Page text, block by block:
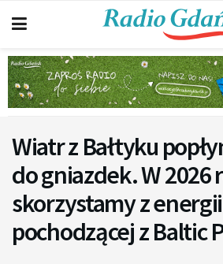
Wiatr z Bałtyku
do gniazdek. W 2026
skorzystamy z energii
pochodzącej z Baltic